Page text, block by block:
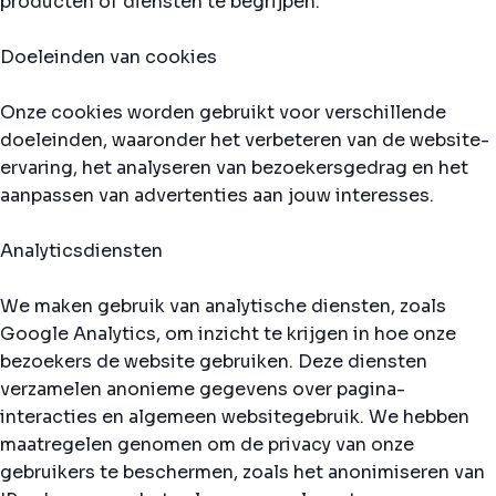
Doeleinden van cookies
Onze cookies worden gebruikt voor verschillende
doeleinden, waaronder het verbeteren van de website-
ervaring, het analyseren van bezoekersgedrag en het
aanpassen van advertenties aan jouw interesses.
Analyticsdiensten
We maken gebruik van analytische diensten, zoals
Google Analytics, om inzicht te krijgen in hoe onze
bezoekers de website gebruiken. Deze diensten
verzamelen anonieme gegevens over pagina-
interacties en algemeen websitegebruik. We hebben
maatregelen genomen om de privacy van onze
gebruikers te beschermen, zoals het anonimiseren van